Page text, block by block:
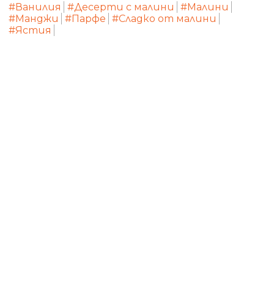
#Ванилия #Десерти с малини
#Малини
#Манджи
#Парфе #Сладко от малини
#Ястия